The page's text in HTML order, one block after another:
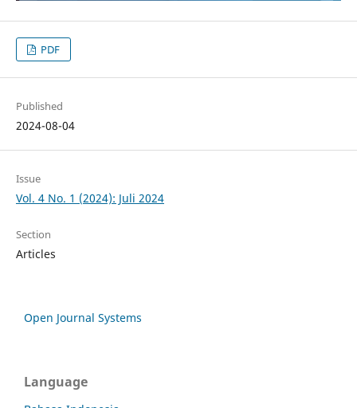
PDF
Published
2024-08-04
Issue
Vol. 4 No. 1 (2024): Juli 2024
Section
Articles
Open Journal Systems
Language